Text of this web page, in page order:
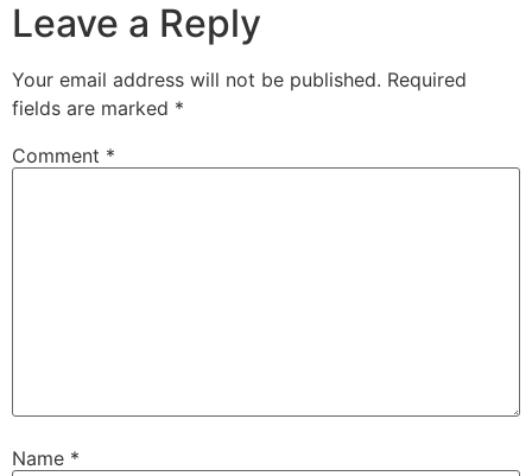
Leave a Reply
Your email address will not be published. Required
fields are marked *
Comment *
Name *